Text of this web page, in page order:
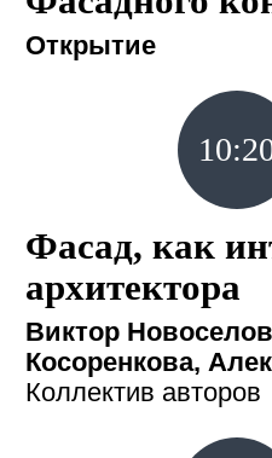
Открытие
Фасад, как
архитектора
Виктор
Косоренкова,
Коллектив авторов